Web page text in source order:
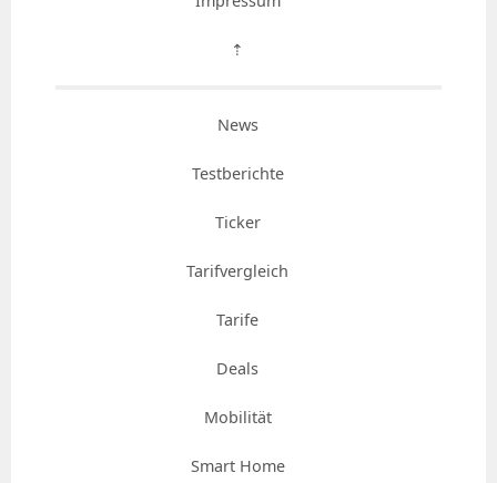
⇡
News
Testberichte
Ticker
Tarifvergleich
Tarife
Deals
Mobilität
Smart Home